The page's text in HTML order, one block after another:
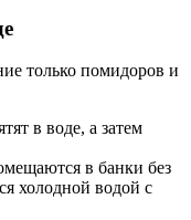
только помидоров и
в воде, а затем
в банки без
холодной водой с